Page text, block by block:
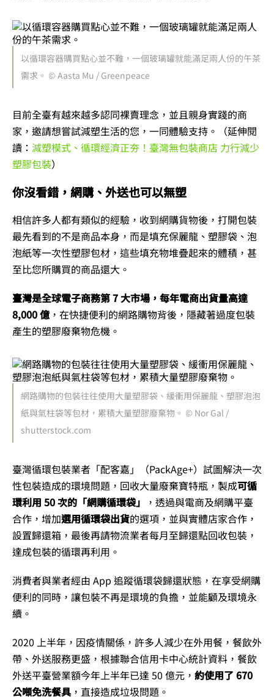
以循環容器購買點心並不難，一個玻璃罐就能滿足兩人份的午茶
需求。 © Aasta Mu / Greenpeace
目前全臺有越來越多認同裸賣理念，並且親身實踐的商
家，邀請想嘗試減塑生活的您，一同體驗支持。（延伸閱
讀： 減塑模式、循環經濟正夯！臺灣無包裝商店 力行減少
塑膠包裝）
你沒看錯，網購、外送也可以無塑
相信許多人都有類似的經驗，收到網購貨物後，打開包裝
最先看到的不是商品本身，而是填充保麗龍、塑膠袋、泡
泡紙等一次性塑膠包材，這些填充物堆疊起來的體積，甚
至比您所購買的商品還大。
臺灣是全球電子商務第 7 大市場，每年電商出貨量高達
8,000 億，在快捷便利的網路購物背後，隱藏著過度包裝
產生的塑膠廢棄物危機。
網路購物的包裝往往使用大量塑膠袋、緩衝用保麗龍、塑膠泡泡
紙與氣柱袋等包材，累積大量塑膠廢棄物。 © Nor Gal /
shutterstock.com
臺灣循環包裝業者「配客嘉」（PackAge+）試圖解決一次
性包裝造成的環境問題，回收大量廢棄寶特瓶，製成可循
環利用 50 次的「網購循環袋」
，透過與電商及網購平臺
合作，增加選用循環袋出貨的選項，並與實體店家合作，
設置歸還箱，最後再請物流業者每月至歸還點回收包裝，
達成包裝的循環再利用。
消費者與業者經由 App 追蹤循環袋歸還狀態，在享受網購
便利的同時，讓包裝不再是環境的負擔，並能顧及環境永
續。
2020 上半年，因疫情關係，許多人減少在外用餐，餐飲外
帶、外送服務更盛，根據聯合信用卡中心統計資料，餐飲
外送平臺營業額今年上半年已達 50 億元， 約使用了 670
公噸免洗餐具 ，直接造成垃圾問題。